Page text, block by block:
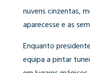
nuvens cinzentas,
aparecesse e as
Enquanto
equipa a pintar